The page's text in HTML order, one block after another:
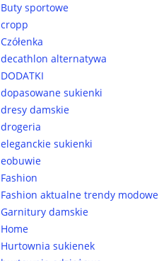
Buty sportowe
cropp
Czółenka
decathlon alternatywa
DODATKI
dopasowane sukienki
dresy damskie
drogeria
eleganckie sukienki
eobuwie
Fashion
Fashion aktualne trendy modowe
Garnitury damskie
Home
Hurtownia sukienek